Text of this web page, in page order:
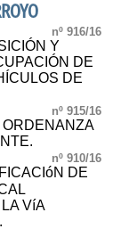
nº 916/16
Y
DE
DE
nº 915/16
nº 910/16
DE
VíA